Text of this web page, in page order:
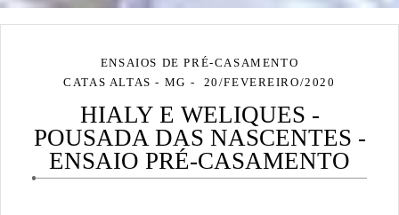
ENSAIOS DE PRÉ-CASAMENTO
CATAS ALTAS - MG
20/FEVEREIRO/2020
HIALY E WELIQUES -
POUSADA DAS NASCENTES -
ENSAIO PRÉ-CASAMENTO